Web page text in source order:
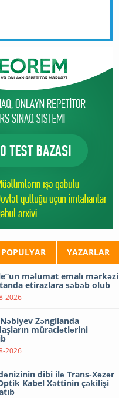
POPULYAR YAZARLAR
məlumat emalı mərkəzi
etirazlara səbəb olub
2026
Zəngilanda
müraciətlərini
2026
dibi ilə Trans-Xəzər
Kabel Xəttinin çəkilişi